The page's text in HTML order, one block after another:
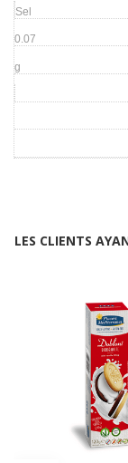
Sel
0.07
g
LES CLIENTS